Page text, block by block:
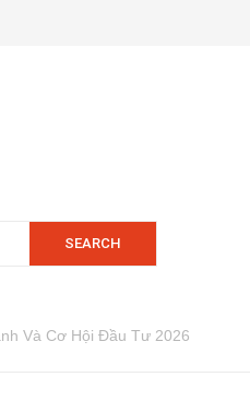
SEARCH
Và Cơ Hội Đầu Tư 2026